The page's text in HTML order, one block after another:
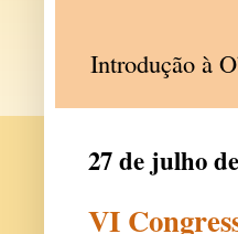
Introdução à
27 de julho
VI